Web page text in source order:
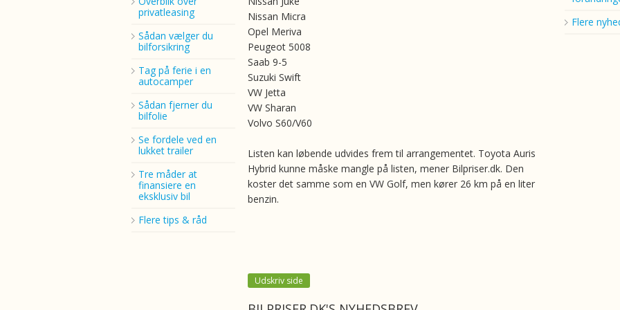
privatleasing
Sådan vælger du
bilforsikring
Tag på ferie i en
autocamper
Sådan fjerner du
bilfolie
Se fordele ved en
lukket trailer
Tre måder at
finansiere en
eksklusiv bil
Flere tips & råd
Nissan Micra
Opel Meriva
Peugeot 5008
Saab 9-5
Suzuki Swift
VW Jetta
VW Sharan
Volvo S60/V60
Listen kan løbende udvides frem til arrangementet. Toyota Auris
Hybrid kunne måske mangle på listen, mener Bilpriser.dk. Den
koster det samme som en VW Golf, men kører 26 km på en liter
benzin.
Udskriv side
Flere